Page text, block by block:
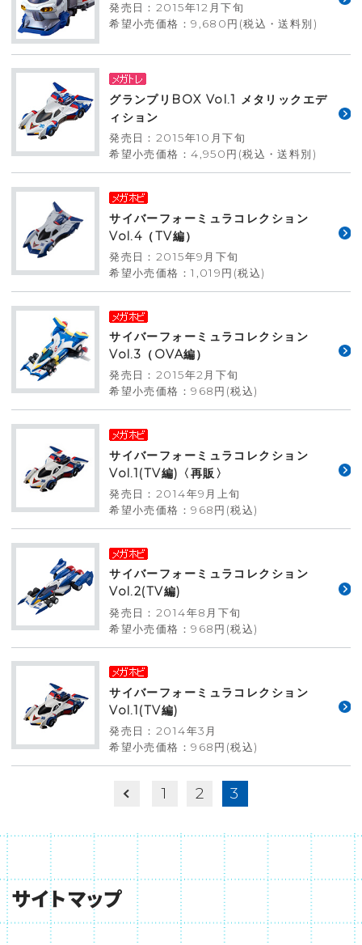
発売日：2015年12月下旬
希望小売価格：9,680円(税込・送料別)
グランプリBOX Vol.1 メタリックエデ
ィション
発売日：2015年10月下旬
希望小売価格：4,950円(税込・送料別)
サイバーフォーミュラコレクション
Vol.4（TV編）
発売日：2015年9月下旬
希望小売価格：1,019円(税込)
サイバーフォーミュラコレクション
Vol.3（OVA編）
発売日：2015年2月下旬
希望小売価格：968円(税込)
サイバーフォーミュラコレクション
Vol.1(TV編)〈再販〉
発売日：2014年9月上旬
希望小売価格：968円(税込)
サイバーフォーミュラコレクション
Vol.2(TV編)
発売日：2014年8月下旬
希望小売価格：968円(税込)
サイバーフォーミュラコレクション
Vol.1(TV編)
発売日：2014年3月
希望小売価格：968円(税込)
1 2 3
サイトマップ